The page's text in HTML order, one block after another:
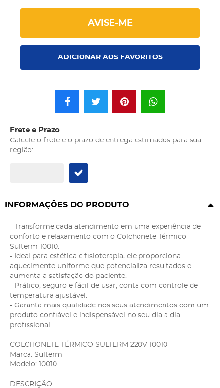
AVISE-ME
ADICIONAR AOS FAVORITOS
Frete e Prazo
Calcule o frete e o prazo de entrega estimados para sua
região:
INFORMAÇÕES DO PRODUTO
- Transforme cada atendimento em uma experiência de
conforto e relaxamento com o Colchonete Térmico
Sulterm 10010.
- Ideal para estética e fisioterapia, ele proporciona
aquecimento uniforme que potencializa resultados e
aumenta a satisfação do paciente.
- Prático, seguro e fácil de usar, conta com controle de
temperatura ajustável.
- Garanta mais qualidade nos seus atendimentos com um
produto confiável e indispensável no seu dia a dia
profissional.
COLCHONETE TÉRMICO SULTERM 220V 10010
Marca: Sulterm
Modelo: 10010
DESCRIÇÃO